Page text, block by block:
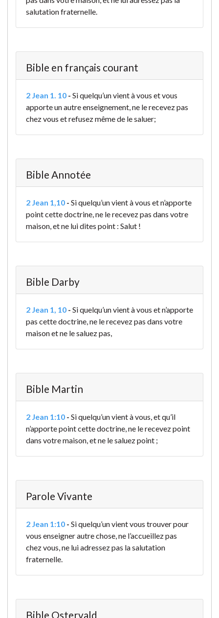
salutation fraternelle.
Bible en français courant
2 Jean 1. 10 - Si quelqu’un vient à vous et vous
apporte un autre enseignement, ne le recevez pas
chez vous et refusez même de le saluer;
Bible Annotée
2 Jean 1,10 - Si quelqu’un vient à vous et n’apporte
point cette doctrine, ne le recevez pas dans votre
maison, et ne lui dites point : Salut !
Bible Darby
2 Jean 1, 10 - Si quelqu’un vient à vous et n’apporte
pas cette doctrine, ne le recevez pas dans votre
maison et ne le saluez pas,
Bible Martin
2 Jean 1:10 - Si quelqu’un vient à vous, et qu’il
n’apporte point cette doctrine, ne le recevez point
dans votre maison, et ne le saluez point ;
Parole Vivante
2 Jean 1:10 - Si quelqu’un vient vous trouver pour
vous enseigner autre chose, ne l’accueillez pas
chez vous, ne lui adressez pas la salutation
fraternelle.
Bible Ostervald